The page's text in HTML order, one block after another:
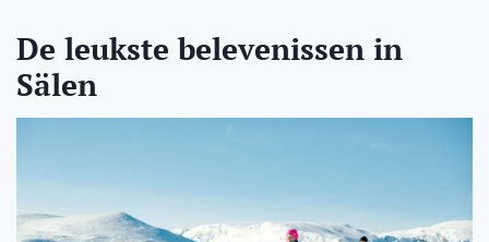
De leukste belevenissen in
Sälen